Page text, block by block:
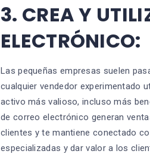
3. CREA Y
ELECTRÓNICO:
Las pequeñas empresas suelen
cualquier vendedor experimentado
activo más valioso, incluso más
de correo electrónico generan
clientes y te mantiene conectado
especializadas y dar valor a los